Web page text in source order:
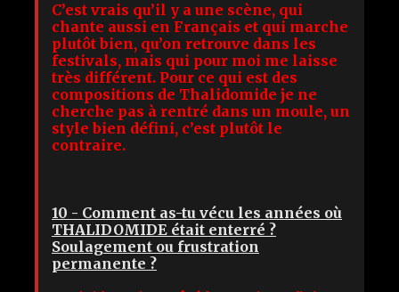
C’est vrais qu’il y a une scène, qui
chante aussi en Français et qui marche
plutôt bien, qu’on retrouve dans les
festivals, mais qui pour moi me laisse
très différent. Pour ce qui est des
compositions de Thalidomide je ne
cherche pas à rentré dans un moule, un
style bien défini, c’est plutôt le
contraire.
10 - Comment as-tu vécu les années où
THALIDOMIDE était enterré ?
Soulagement ou frustration
permanente ?